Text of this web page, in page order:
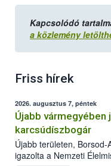
Kapcsolódó
a közlemény
Friss hírek
2026. augusztus 7, péntek
Újabb
karcsúdíszbogár
Újabb területen,
igazolta a Nemzeti